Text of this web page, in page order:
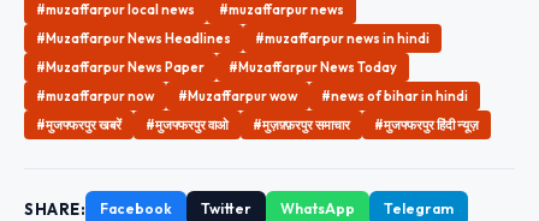
#muzaffarpur local news
#muzaffarpur news
#Muzaffarpur News Headlines
#muzaffarpur news in hindi
#Muzaffarpur News Paper
#Muzaffarpur News Today
#muzaffarpur now
#Muzaffarpur wow
#news of bihar in hindi
#मुजफ्फरपुर खबरें
#मुजफ्फरपुर वाओ #मुज़फ़्फ़रपुर समाचार #मुजफ्फरपुर हिंदी न्यूज़
SHARE: Facebook Twitter WhatsApp
Telegram